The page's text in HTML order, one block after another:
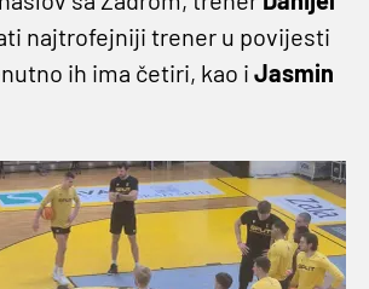
najtrofejniji trener u povijesti
ih ima četiri, kao i Jasmin